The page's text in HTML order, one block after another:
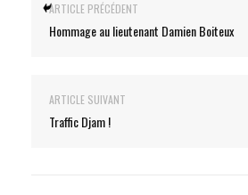
ARTICLE PRÉCÉDENT
Hommage au lieutenant Damien Boiteux
ARTICLE SUIVANT
Traffic Djam !